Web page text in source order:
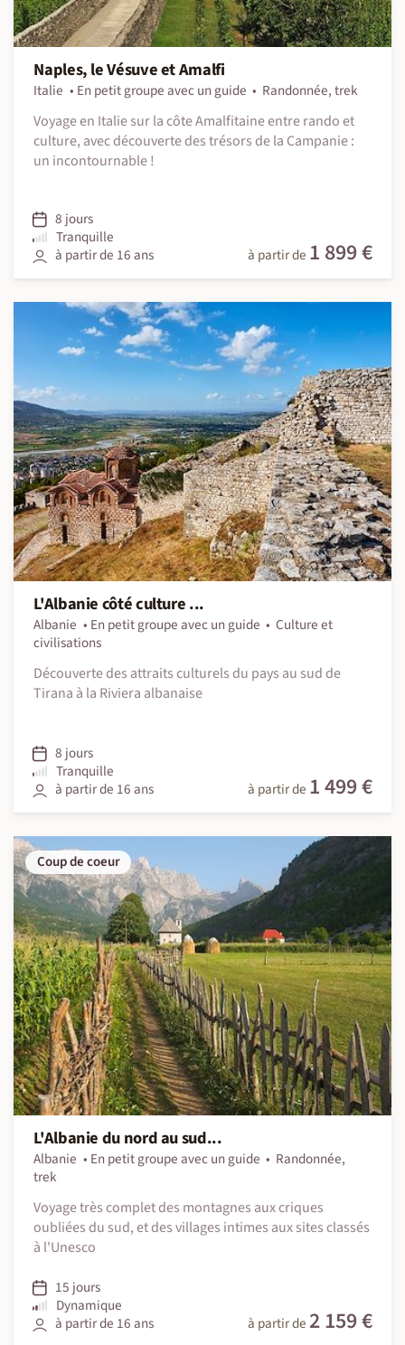
Naples, le Vésuve et Amalfi
Italie En petit groupe avec un guide
Randonnée, trek
Voyage en Italie sur la côte Amalfitaine entre rando et
culture, avec découverte des trésors de la Campanie :
un incontournable !
8 jours
Tranquille
à partir de 16 ans
à partir de 1 899 €
L'Albanie côté culture ...
Albanie En petit groupe avec un guide
Culture et
civilisations
Découverte des attraits culturels du pays au sud de
Tirana à la Riviera albanaise
8 jours
Tranquille
à partir de 16 ans
à partir de 1 499 €
Coup de coeur
L'Albanie du nord au sud...
Albanie En petit groupe avec un guide
Randonnée,
trek
Voyage très complet des montagnes aux criques
oubliées du sud, et des villages intimes aux sites classés
à l'Unesco
15 jours
Dynamique
à partir de 16 ans
à partir de 2 159 €